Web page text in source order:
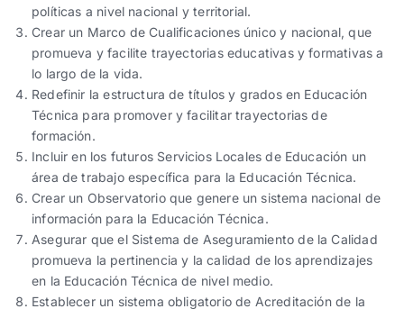
políticas a nivel nacional y territorial.
Crear un Marco de Cualificaciones único y nacional, que
promueva y facilite trayectorias educativas y formativas a
lo largo de la vida.
Redefinir la estructura de títulos y grados en Educación
Técnica para promover y facilitar trayectorias de
formación.
Incluir en los futuros Servicios Locales de Educación un
área de trabajo específica para la Educación Técnica.
Crear un Observatorio que genere un sistema nacional de
información para la Educación Técnica.
Asegurar que el Sistema de Aseguramiento de la Calidad
promueva la pertinencia y la calidad de los aprendizajes
en la Educación Técnica de nivel medio.
Establecer un sistema obligatorio de Acreditación de la